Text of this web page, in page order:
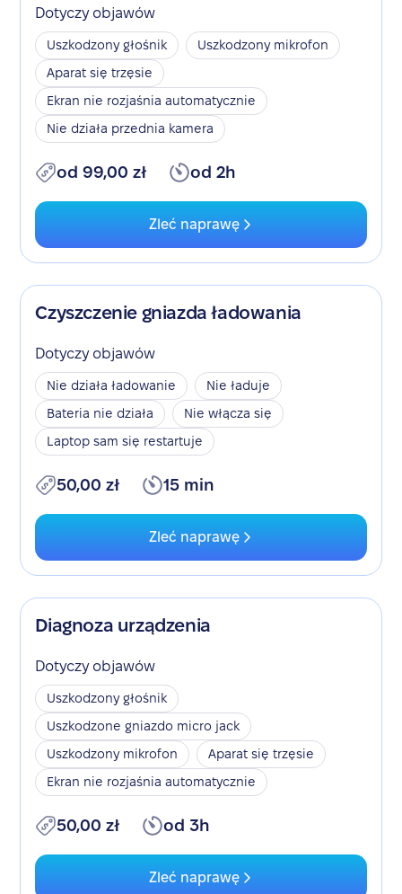
Dotyczy objawów
Uszkodzony głośnik
Uszkodzony mikrofon
Aparat się trzęsie
Ekran nie rozjaśnia automatycznie
Nie działa przednia kamera
od 99,00 zł od 2h
Zleć naprawę
Czyszczenie gniazda ładowania
Dotyczy objawów
Nie działa ładowanie
Nie ładuje
Bateria nie działa
Nie włącza się
Laptop sam się restartuje
50,00 zł 15 min
Zleć naprawę
Diagnoza urządzenia
Dotyczy objawów
Uszkodzony głośnik
Uszkodzone gniazdo micro jack
Uszkodzony mikrofon
Aparat się trzęsie
Ekran nie rozjaśnia automatycznie
50,00 zł od 3h
Zleć naprawę